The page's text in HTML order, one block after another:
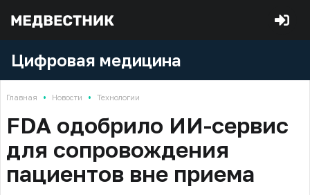
Цифровая медицина
Главная • Новости • Технологии
FDA одобрило ИИ-сервис
для сопровождения
пациентов вне приема